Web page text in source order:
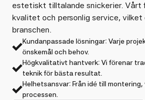
estetiskt tilltalande snickerier. Vårt
kvalitet och personlig service, vilket
branschen.
Kundanpassade lösningar: Varje
önskemål och behov.
Högkvalitativt hantverk: Vi förenar
teknik för bästa resultat.
Helhetsansvar: Från idé till
processen.